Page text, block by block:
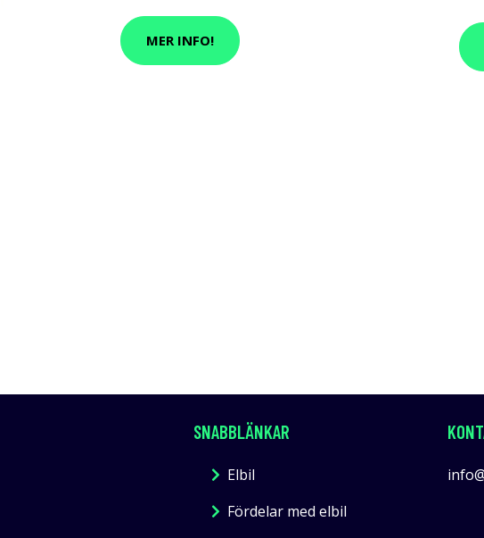
MER INFO!
SNABBLÄNKAR
Elbil
Fördelar med elbil